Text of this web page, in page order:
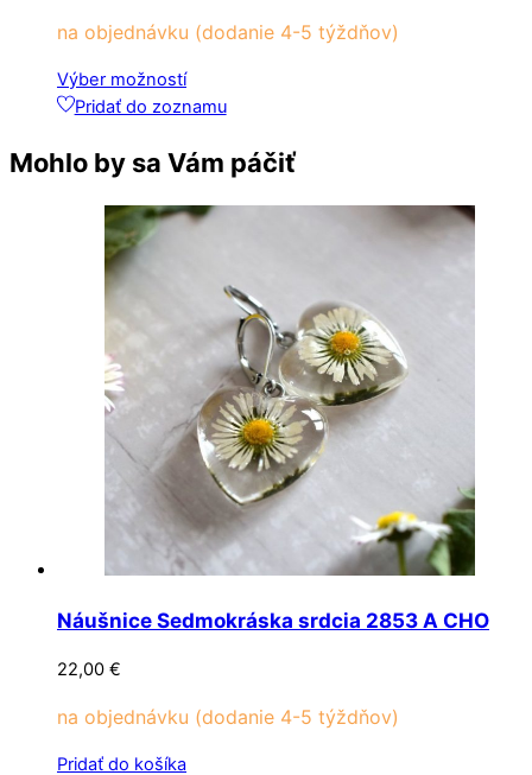
20,00 €
na objednávku (dodanie 4-5 týždňov)
Výber možnostíTento
produkt
viacero
Možnosti
vybrať
stránke
produktu.
Pridať do zoznamu
Mohlo by sa Vám páčiť
Náušnice Sedmokráska srdcia 2853 A CHO
22,00 €
na objednávku (dodanie 4-5 týždňov)
Pridať do košíka